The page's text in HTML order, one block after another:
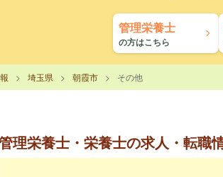
管理栄養士
の方はこちら
埼玉県 朝霞市 その他
理栄養士・栄養士の求人・転職